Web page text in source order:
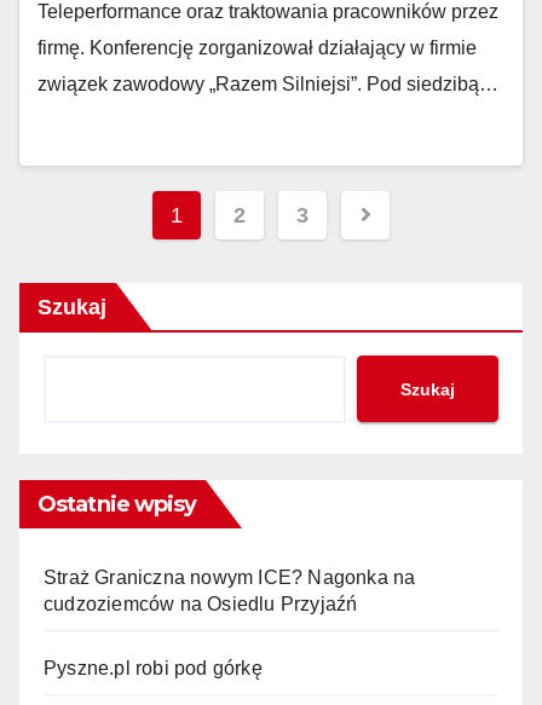
Teleperformance oraz traktowania pracowników przez
firmę. Konferencję zorganizował działający w firmie
związek zawodowy „Razem Silniejsi”. Pod siedzibą…
Nawigacja
wpisach
1 2 3
Szukaj
Szukaj
Ostatnie wpisy
Straż Graniczna nowym ICE? Nagonka na
cudzoziemców na Osiedlu Przyjaźń
Pyszne.pl robi pod górkę